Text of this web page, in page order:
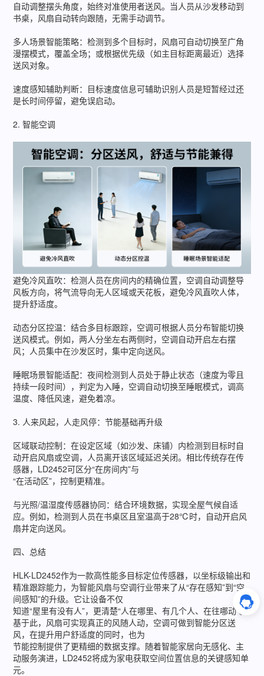
自动调整摆头角度，始终对准使用者送风。当人员从沙发移动到
书桌，风扇自动转向跟随，无需手动调节。
多人场景智能策略：检测到多个目标时，风扇可自动切换至广角
漫摆模式，覆盖全场；或根据优先级（如主目标距离最近）选择
送风对象。
速度感知辅助判断：目标速度信息可辅助识别人员是短暂经过还
是长时间停留，避免误启动。
2. 智能空调
避免冷风直吹：检测人员在房间内的精确位置，空调自动调整导
风板方向，将气流导向无人区域或天花板，避免冷风直吹人体，
提升舒适度。
动态分区控温：结合多目标跟踪，空调可根据人员分布智能切换
送风模式。例如，两人分坐左右两侧时，空调自动开启左右摆
风；人员集中在沙发区时，集中定向送风。
睡眠场景智能适配：夜间检测到人员处于静止状态（速度为零且
持续一段时间），判定为入睡，空调自动切换至睡眠模式，调高
温度、降低风速，避免着凉。
3. 人来风起，人走风停：节能基础再升级
区域联动控制：在设定区域（如沙发、床铺）内检测到目标时自
动开启风扇或空调，人员离开该区域延迟关闭。相比传统存在传
感器，LD2452可区分“在房间内”与
“在活动区”，控制更精准。
与光照/温湿度传感器协同：结合环境数据，实现全屋气候自适
应。例如，检测到人员在书桌区且室温高于28℃时，自动开启风
扇并定向送风。
四、总结
HLK-LD2452作为一款高性能多目标定位传感器，以坐标级输出和
精准跟踪能力，为智能风扇与空调行业带来了从“存在感知”到“空
间感知”的升级。它让设备不仅
知道“屋里有没有人”，更清楚“人在哪里、有几个人、在往哪动”。
基于此，风扇可实现真正的风随人动，空调可做到智能分区送
风，在提升用户舒适度的同时，也为
节能控制提供了更精细的数据支撑。随着智能家居向无感化、主
动服务演进，LD2452将成为家电获取空间位置信息的关键感知单
元。